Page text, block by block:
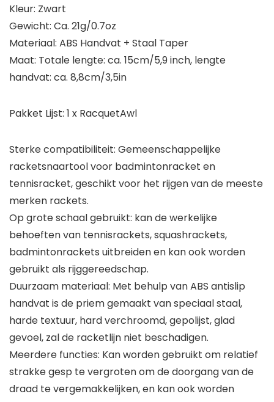
Kleur: Zwart
Gewicht: Ca. 21g/0.7oz
Materiaal: ABS Handvat + Staal Taper
Maat: Totale lengte: ca. 15cm/5,9 inch, lengte
handvat: ca. 8,8cm/3,5in
Pakket Lijst: 1 x RacquetAwl
Sterke compatibiliteit: Gemeenschappelijke
racketsnaartool voor badmintonracket en
tennisracket, geschikt voor het rijgen van de meeste
merken rackets.
Op grote schaal gebruikt: kan de werkelijke
behoeften van tennisrackets, squashrackets,
badmintonrackets uitbreiden en kan ook worden
gebruikt als rijggereedschap.
Duurzaam materiaal: Met behulp van ABS antislip
handvat is de priem gemaakt van speciaal staal,
harde textuur, hard verchroomd, gepolijst, glad
gevoel, zal de racketlijn niet beschadigen.
Meerdere functies: Kan worden gebruikt om relatief
strakke gesp te vergroten om de doorgang van de
draad te vergemakkelijken, en kan ook worden